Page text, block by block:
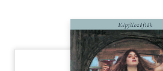
Hobbi, szabadidő